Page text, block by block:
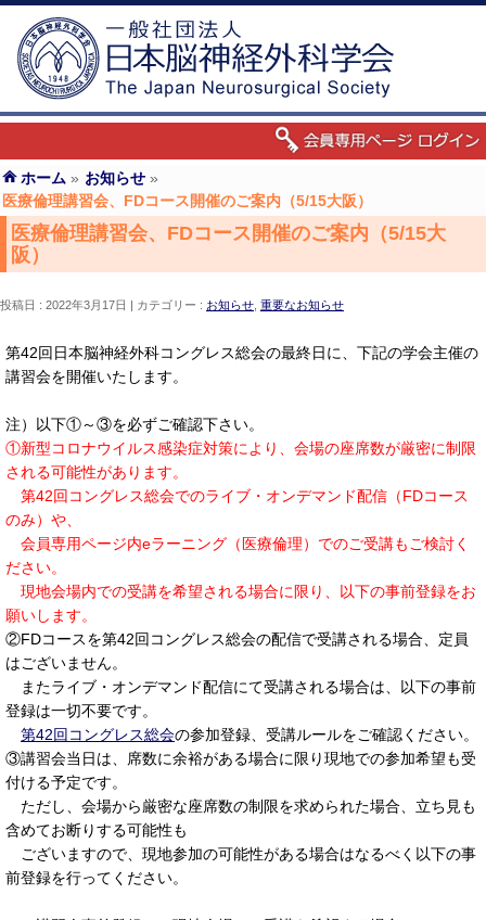
ホーム » お知らせ »
医療倫理講習会、FDコース開催のご案内（5/15大阪）
医療倫理講習会、FDコース開催のご案内（5/15大
阪）
投稿日 : 2022年3月17日 カテゴリー : お知らせ 重要なお知らせ
第42回日本脳神経外科コングレス総会の最終日に、下記の学会主催の
講習会を開催いたします。
注）以下①～③を必ずご確認下さい。
①新型コロナウイルス感染症対策により、会場の座席数が厳密に制限
される可能性があります。
第42回コングレス総会でのライブ・オンデマンド配信（FDコース
のみ）や、
会員専用ページ内eラーニング（医療倫理）でのご受講もご検討く
ださい。
現地会場内での受講を希望される場合に限り、以下の事前登録をお
願いします。
②FDコースを第42回コングレス総会の配信で受講される場合、定員
はございません。
またライブ・オンデマンド配信にて受講される場合は、以下の事前
登録は一切不要です。
第42回コングレス総会の参加登録、受講ルールをご確認ください。
③講習会当日は、席数に余裕がある場合に限り現地での参加希望も受
付ける予定です。
ただし、会場から厳密な座席数の制限を求められた場合、立ち見も
含めてお断りする可能性も
ございますので、現地参加の可能性がある場合はなるべく以下の事
前登録を行ってください。